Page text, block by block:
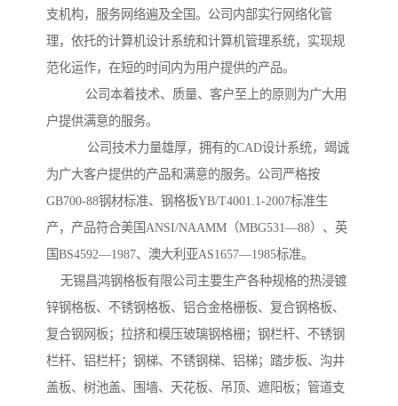
支机构，服务网络遍及全国。公司内部实行网络化管
理，依托的计算机设计系统和计算机管理系统，实现规
范化运作，在短的时间内为用户提供的产品。
公司本着技术、质量、客户至上的原则为广大用
户提供满意的服务。
公司技术力量雄厚，拥有的CAD设计系统，竭诚
为广大客户提供的产品和满意的服务。公司严格按
GB700-88钢材标准、钢格板YB/T4001.1-2007标准生
产，产品符合美国ANSI/NAAMM（MBG531—88）、英
国BS4592—1987、澳大利亚AS1657—1985标准。
无锡昌鸿钢格板有限公司主要生产各种规格的热浸镀
锌钢格板、不锈钢格板、铝合金格栅板、复合钢格板、
复合钢网板；拉挤和模压玻璃钢格栅；钢栏杆、不锈钢
栏杆、铝栏杆；钢梯、不锈钢梯、铝梯；踏步板、沟井
盖板、树池盖、围墙、天花板、吊顶、遮阳板；管道支